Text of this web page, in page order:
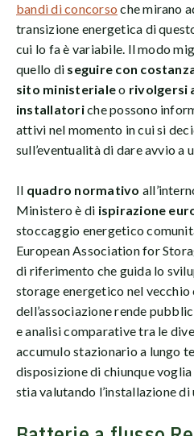
bandi di concorso che mirano
transizione energetica di
cui lo fa è variabile. Il modo
quello di seguire con
sito ministerialeo rivolgersi
installatoriche possono
attivi nel momento in cui si
sull’eventualità di dare avvio a
Il quadro normativo
Ministero è di ispirazione
stoccaggio energetico
European Association for
di riferimento che guida lo
storage energetico nel
dell’associazione rende
e analisi comparative tra le
accumulo stazionario a lungo
disposizione di chiunque
stia valutando l’installazione